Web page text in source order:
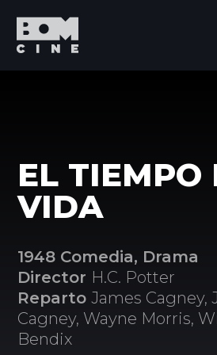
EL TIEMPO
VIDA
1948 Comedia, Drama
Director H.C. Potter
RepartoJames Cagney,
Cagney, Wayne Morris,
Bendix